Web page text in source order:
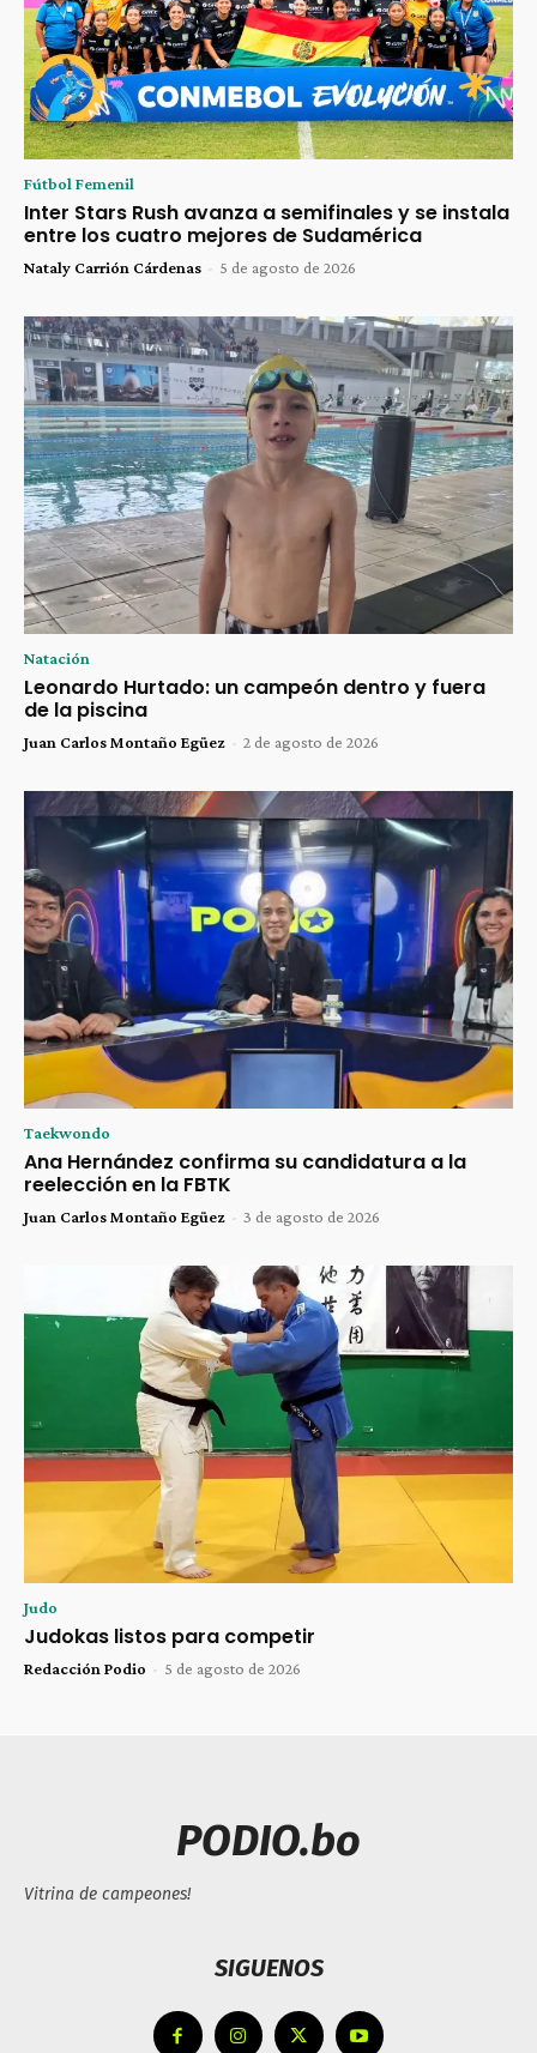
Fútbol Femenil
Inter Stars Rush avanza a semifinales y se instala
entre los cuatro mejores de Sudamérica
Nataly Carrión Cárdenas - 5 de agosto de 2026
Natación
Leonardo Hurtado: un campeón dentro y fuera
de la piscina
Juan Carlos Montaño Egüez - 2 de agosto de 2026
Taekwondo
Ana Hernández confirma su candidatura a la
reelección en la FBTK
Juan Carlos Montaño Egüez - 3 de agosto de 2026
Judo
Judokas listos para competir
Redacción Podio - 5 de agosto de 2026
PODIO.bo
Vitrina de campeones!
SIGUENOS